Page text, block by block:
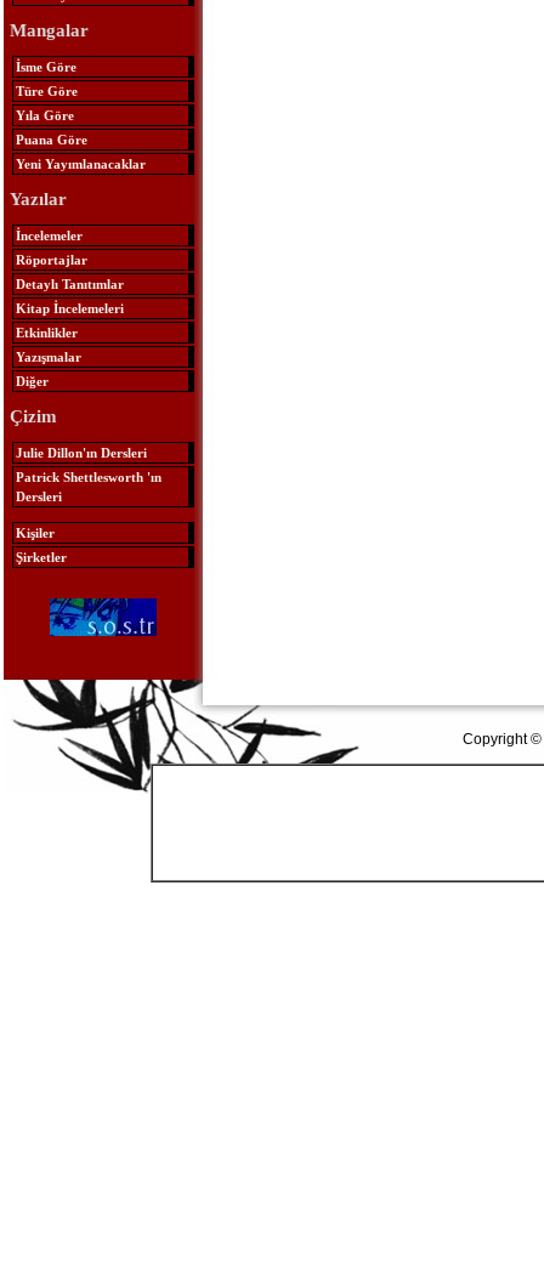
Mangalar
İsme Göre
Türe Göre
Yıla Göre
Puana Göre
Yeni Yayımlanacaklar
Yazılar
İncelemeler
Röportajlar
Detaylı Tanıtımlar
Kitap İncelemeleri
Etkinlikler
Yazışmalar
Diğer
Çizim
Julie Dillon'ın Dersleri
Patrick Shettlesworth 'ın
Dersleri
Kişiler
Şirketler
Copyright ©